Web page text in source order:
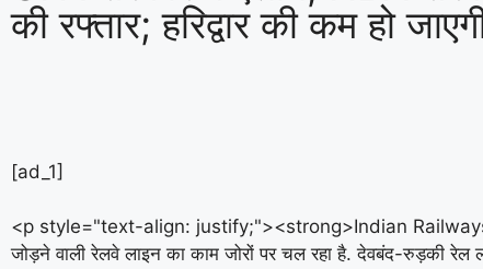
की रफ्तार; हरिद्वार की कम हो
[ad_1]
<p style="text-align: justify;"><strong>Indian
जोड़ने वाली रेलवे लाइन का काम जोरों पर चल रहा है. देवबंद-रुड़की रेल